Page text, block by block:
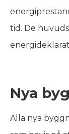
tid. De
Nya
Alla nya